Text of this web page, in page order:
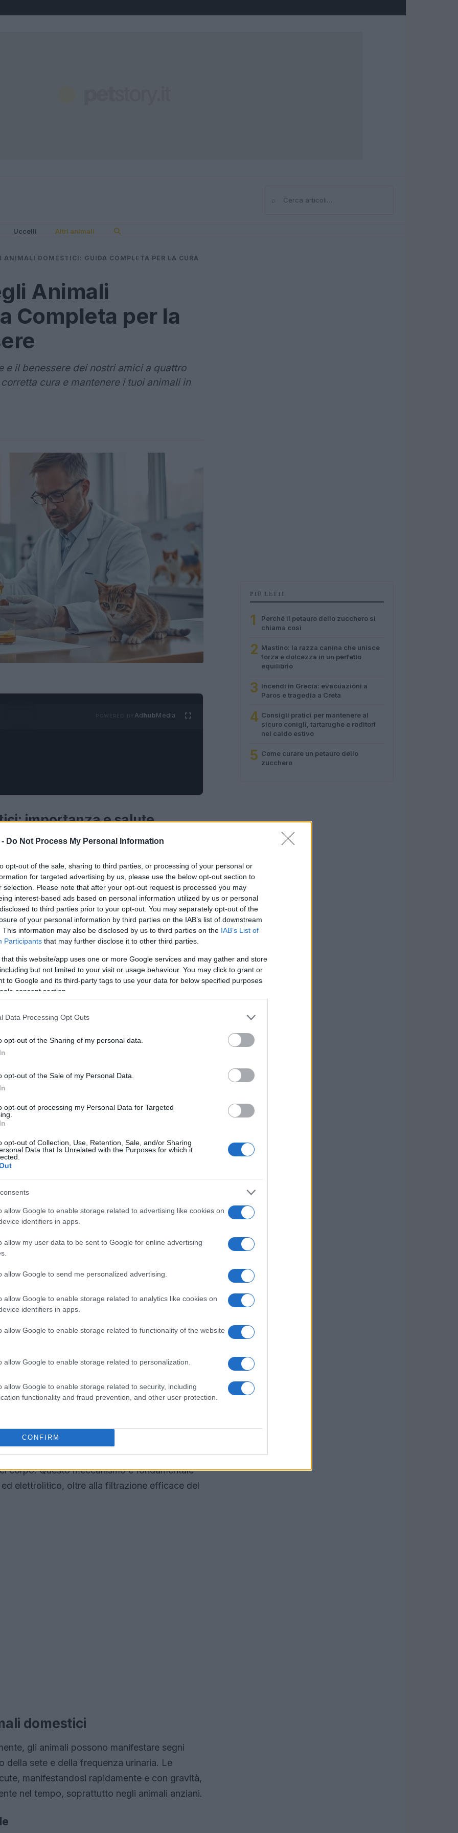
Do Not Process My Personal Information
opt-out of the sale, sharing to third parties, or processing of your personal or
for targeted advertising by us, please use the below opt-out section to
selection. Please note that after your opt-out request is processed you may
interest-based ads based on personal information utilized by us or personal
to third parties prior to your opt-out. You may separately opt-out of the
of your personal information by third parties on the IAB’s list of downstream
This information may also be disclosed by us to third parties on the IAB’s List of
Participants that may further disclose it to other third parties.
that this website/app uses one or more Google services and may gather and store
but not limited to your visit or usage behaviour. You may click to grant or
to Google and its third-party tags to use your data for below specified purposes
consent section.
Data Processing Opt Outs
opt-out of the Sharing of my personal data.
opt-out of the Sale of my Personal Data.
opt-out of processing my Personal Data for Targeted
opt-out of Collection, Use, Retention, Sale, and/or Sharing
Data that Is Unrelated with the Purposes for which it
allow Google to enable storage related to advertising like cookies on
identifiers in apps.
allow my user data to be sent to Google for online advertising
allow Google to send me personalized advertising.
allow Google to enable storage related to analytics like cookies on
identifiers in apps.
allow Google to enable storage related to functionality of the website
allow Google to enable storage related to personalization.
allow Google to enable storage related to security, including
functionality and fraud prevention, and other user protection.
CONFIRM
Cerca
Uccelli Altri animali
ANIMALI DOMESTICI: GUIDA COMPLETA PER LA CURA
Animali
Completa per la
e il benessere dei nostri amici a quattro
cura e mantenere i tuoi animali in
AdhubMedia
importanza e salute
salute non solo degli esseri umani, ma
l’equilibrio dei fluidi corporei. Quando i
di cani e gatti può subire gravi
di esplorare la struttura dei reni, le malattie
di controlli regolari per garantire il
dei reni
afagioloe sono collocati nell’addome, uno a
Le dimensioni dei reni variano a
più piccoli nei gatti e più grandi nei cani,
Parte integrante del sistema urinario, i reni
euretraper garantire l’espulsione corretta
per il mantenimento dell’equilibrio
del sangue.
di unità chiamate
e sali minerali. Il processo di formazione
i nefroni, consentendo il passaggio di acqua e
rimangono nel flusso sanguigno.
come zuccheri e sali vengono recuperate
vengono eliminate, formando così l’urina.
da ormoni come l’ADH e l’aldosterone, i quali
corpo. Questo meccanismo è fondamentale
elettrolitico, oltre alla filtrazione efficace del
domestici
gli animali possono manifestare segni
della sete e della frequenza urinaria. Le
manifestandosi rapidamente e con gravità,
nel tempo, soprattutto negli animali anziani.
PIÙ LETTI
1
Perché il petauro dello zucchero si
chiama così
2 Mastino: la razza canina che unisce
forza e dolcezza in un perfetto
equilibrio
3 Incendi in Grecia: evacuazioni a
Paros e tragedia a Creta
4 Consigli pratici per mantenere al
sicuro conigli, tartarughe e roditori
nel caldo estivo
5 Come curare un petauro dello
zucchero